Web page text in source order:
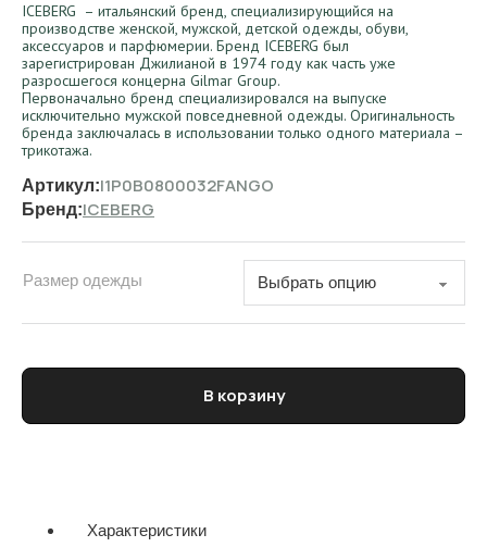
ICEBERG – итальянский бренд, специализирующийся на
производстве женской, мужской, детской одежды, обуви,
аксессуаров и парфюмерии. Бренд ICEBERG был
зарегистрирован Джилианой в 1974 году как часть уже
разросшегося концерна Gilmar Group.
Первоначально бренд специализировался на выпуске
исключительно мужской повседневной одежды. Оригинальность
бренда заключалась в использовании только одного материала –
трикотажа.
Артикул:I1P0B0800032FANGO
Бренд:ICEBERG
Размер одежды
Количество товара Брюки карго мужские ICEBERG
В корзину
Характеристики